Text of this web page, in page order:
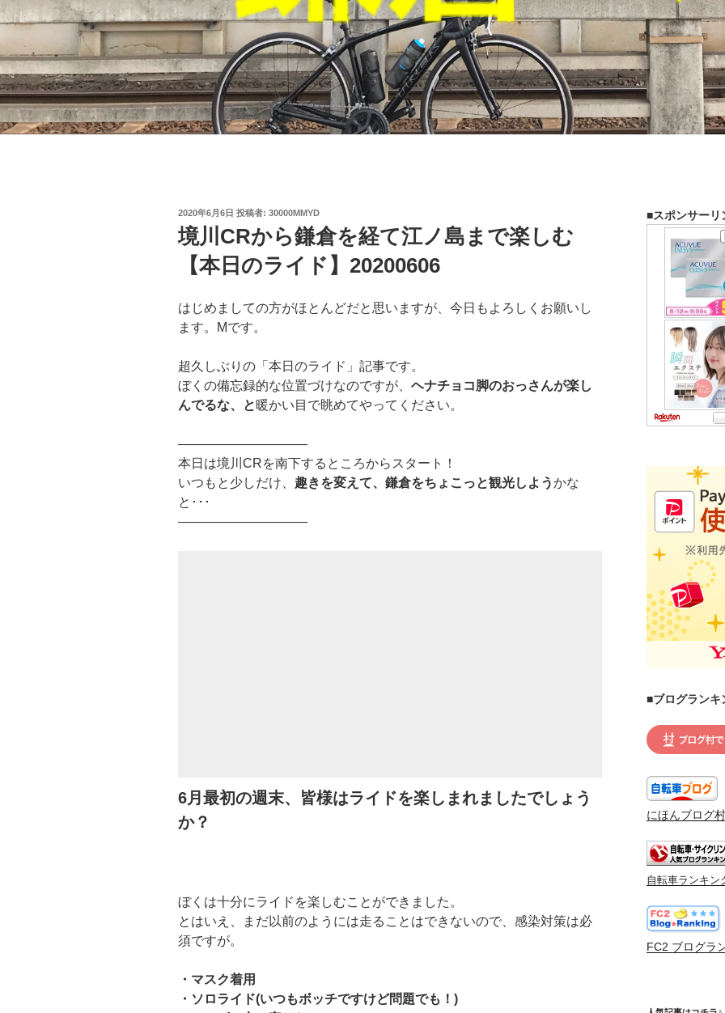
投
稿
日:
2020年6月6日 投稿者: 30000MMYD
境川CRから鎌倉を経て江ノ島まで楽しむ
【本日のライド】20200606
はじめましての方がほとんどだと思いますが、今日もよろしくお願いし
ます。Mです。
超久しぶりの「本日のライド」記事です。
ぼくの備忘録的な位置づけなのですが、 ヘナチョコ脚のおっさんが楽し
んでるな、と暖かい目で眺めてやってください。
——————————
本日は境川CRを南下するところからスタート！
いつもと少しだけ、 趣きを変えて、鎌倉をちょこっと観光しようかな
と･･･
——————————
6月最初の週末、皆様はライドを楽しまれましたでしょう
か？
ぼくは十分にライドを楽しむことができました。
とはいえ、まだ以前のようには走ることはできないので、感染対策は必
須ですが。
・マスク着用
・ソロライド(いつもボッチですけど問題でも！)
■スポンサーリ
■ブログランキ
にほんブログ村
自転車ランキン
FC2 ブログラ